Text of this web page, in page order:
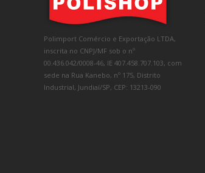
Polimport Comércio e Exportação LTDA,
inscrita no CNPJ/MF sob o nº
00.436.042/0008-46, IE 407.458.707.103, com
sede na Rua Kanebo, nº 175, Distrito
Industrial, Jundiaí/SP, CEP: 13213-090